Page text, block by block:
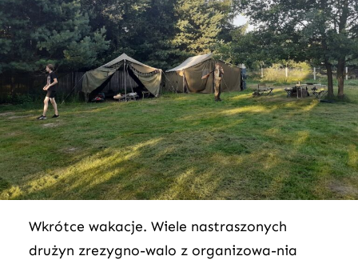
Wkrótce wakacje. Wiele nastraszonych
drużyn zrezygno-walo z organizowa-nia